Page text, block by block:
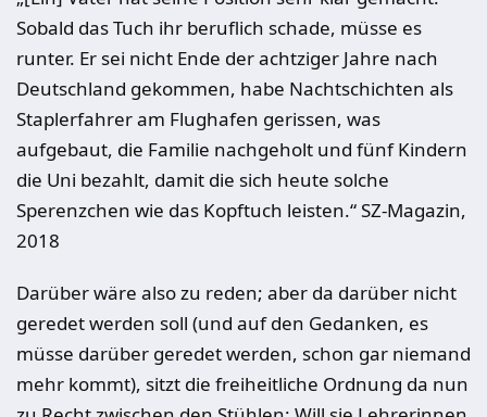
Sobald das Tuch ihr beruflich schade, müsse es
runter. Er sei nicht Ende der achtziger Jahre nach
Deutschland gekommen, habe Nachtschichten als
Staplerfahrer am Flughafen gerissen, was
aufgebaut, die Familie nachgeholt und fünf Kindern
die Uni bezahlt, damit die sich heute solche
Sperenzchen wie das Kopftuch leisten.“ SZ-Magazin,
2018
Darüber wäre also zu reden; aber da darüber nicht
geredet werden soll (und auf den Gedanken, es
müsse darüber geredet werden, schon gar niemand
mehr kommt), sitzt die freiheitliche Ordnung da nun